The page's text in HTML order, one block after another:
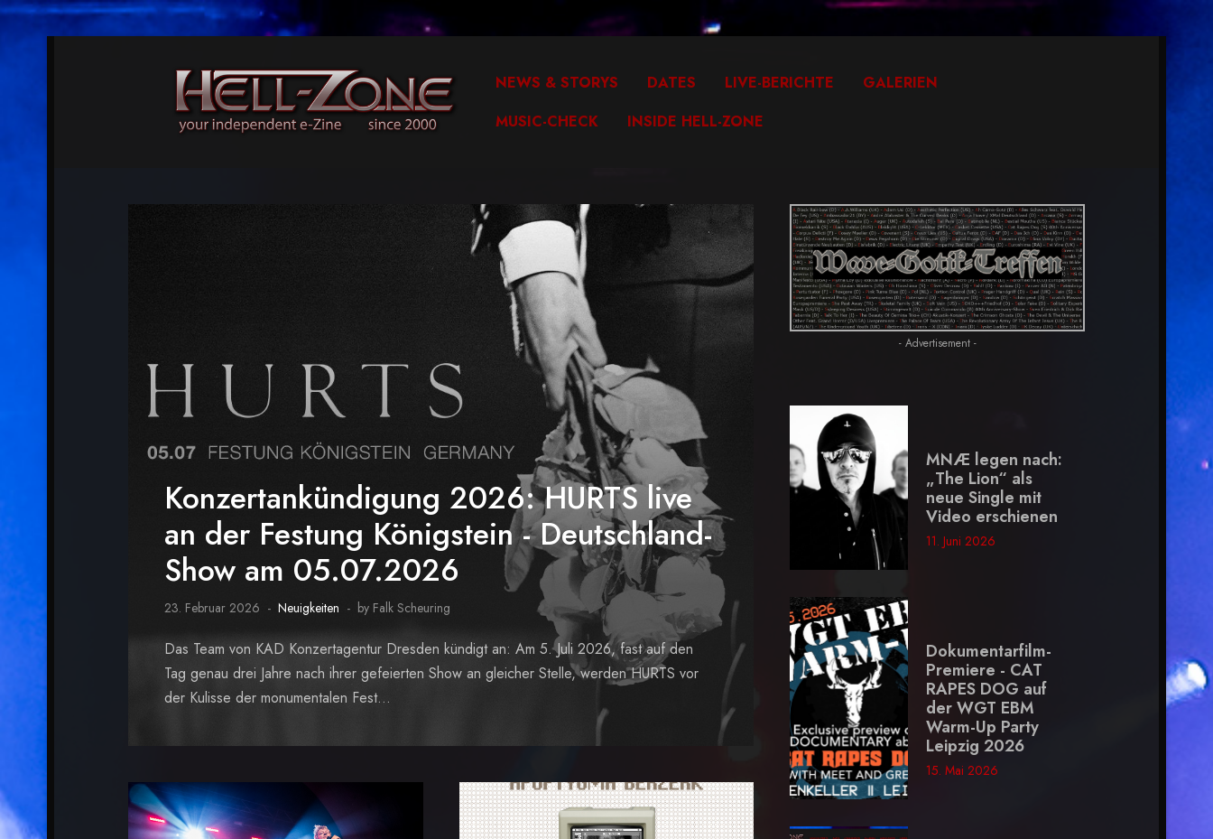
NEWS & STORYS DATES LIVE-BERICHTE
GALERIEN
MUSIC-CHECK
INSIDE HELL-ZONE
Konzertankündigung 2026: HURTS live
an der Festung Königstein - Deutschland-
Show am 05.07.2026
23. Februar 2026 Neuigkeiten by Falk Scheuring
Das Team von KAD Konzertagentur Dresden kündigt an: Am 5. Juli 2026, fast auf den
Tag genau drei Jahre nach ihrer gefeierten Show an gleicher Stelle, werden HURTS vor
der Kulisse der monumentalen Fest...
- Advertisement -
MNÆ legen nach:
„The Lion“ als
neue Single mit
Video erschienen
11. Juni 2026
Dokumentarfilm-
Premiere - CAT
RAPES DOG auf
der WGT EBM
Warm-Up Party
Leipzig 2026
15. Mai 2026